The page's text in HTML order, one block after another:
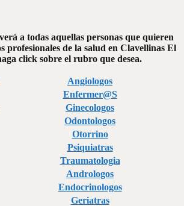
a todas aquellas personas que quieren
profesionales de la salud en Clavellinas El
click sobre el rubro que desea.
Angiologos
Enfermer@S
Ginecologos
Odontologos
Otorrino
Psiquiatras
Traumatologia
Andrologos
Endocrinologos
Geriatras